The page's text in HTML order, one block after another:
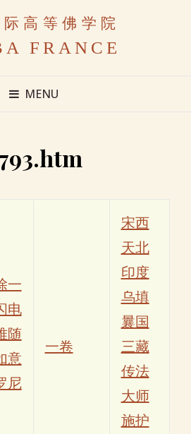
高等佛学院
FRANCE
MENU
一
电
随
意
尼
一卷
宋西
天北
印度
乌填
曩国
三藏
传法
大师
施护